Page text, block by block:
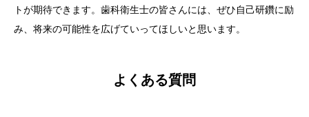
トが期待できます。歯科衛生士の皆さんには、ぜひ自己研鑽に励
み、将来の可能性を広げていってほしいと思います。
よくある質問